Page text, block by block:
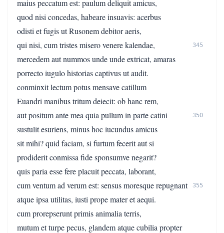
maius peccatum est: paulum deliquit amicus,
quod nisi concedas, habeare insuavis: acerbus
odisti et fugis ut Rusonem debitor aeris,
qui nisi, cum tristes misero venere kalendae,
345
mercedem aut nummos unde unde extricat, amaras
porrecto iugulo historias captivus ut audit.
conminxit lectum potus mensave catillum
Euandri manibus tritum deiecit: ob hanc rem,
aut positum ante mea quia pullum in parte catini
350
sustulit esuriens, minus hoc iucundus amicus
sit mihi? quid faciam, si furtum fecerit aut si
prodiderit conmissa fide sponsumve negarit?
quis paria esse fere placuit peccata, laborant,
cum ventum ad verum est: sensus moresque repugnant
355
atque ipsa utilitas, iusti prope mater et aequi.
cum prorepserunt primis animalia terris,
mutum et turpe pecus, glandem atque cubilia propter